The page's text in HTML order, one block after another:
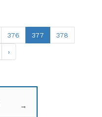
376 377 378
›
→